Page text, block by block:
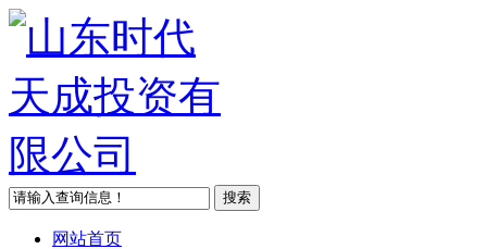
网站首页